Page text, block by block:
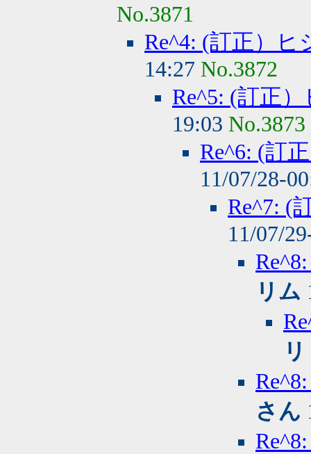
No.3871
Re^4: (訂正）
14:27 No.3872
Re^5: (訂正
19:03 No.3873
Re^6: (訂
11/07/28-
Re^7: (
11/07/
リム
リ
さん